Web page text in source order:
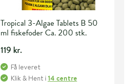
Tropical 3-Algae Tablets B 50
ml fiskefoder Ca. 200 stk.
119 kr.
Få leveret
Klik & Hent i 14 centre